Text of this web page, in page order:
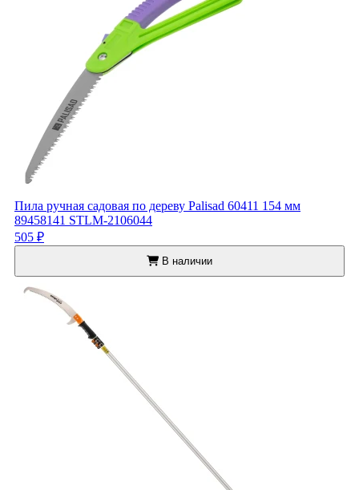
Пила ручная садовая по дереву Palisad 60411 154 мм
89458141 STLM-2106044
505 ₽
В наличии